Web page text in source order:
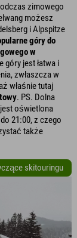
zimowego
możesz
i Alpspitze
góry do
w
góry jest łatwa i
zwłaszcza w
właśnie tutaj
. PS. Dolna
oświetlona
21:00, z czego
także
skitouringu